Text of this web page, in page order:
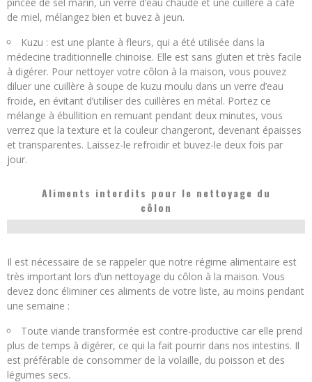
de miel, mélangez bien et buvez à jeun.
Kuzu : est une plante à fleurs, qui a été utilisée dans la
médecine traditionnelle chinoise. Elle est sans gluten et très facile
à digérer. Pour nettoyer votre côlon à la maison, vous pouvez
diluer une cuillère à soupe de kuzu moulu dans un verre d’eau
froide, en évitant d’utiliser des cuillères en métal. Portez ce
mélange à ébullition en remuant pendant deux minutes, vous
verrez que la texture et la couleur changeront, devenant épaisses
et transparentes. Laissez-le refroidir et buvez-le deux fois par
jour.
Aliments interdits pour le nettoyage du
côlon
Il est nécessaire de se rappeler que notre régime alimentaire est
très important lors d’un nettoyage du côlon à la maison. Vous
devez donc éliminer ces aliments de votre liste, au moins pendant
une semaine :
Toute viande transformée est contre-productive car elle prend
plus de temps à digérer, ce qui la fait pourrir dans nos intestins. Il
est préférable de consommer de la volaille, du poisson et des
légumes secs.